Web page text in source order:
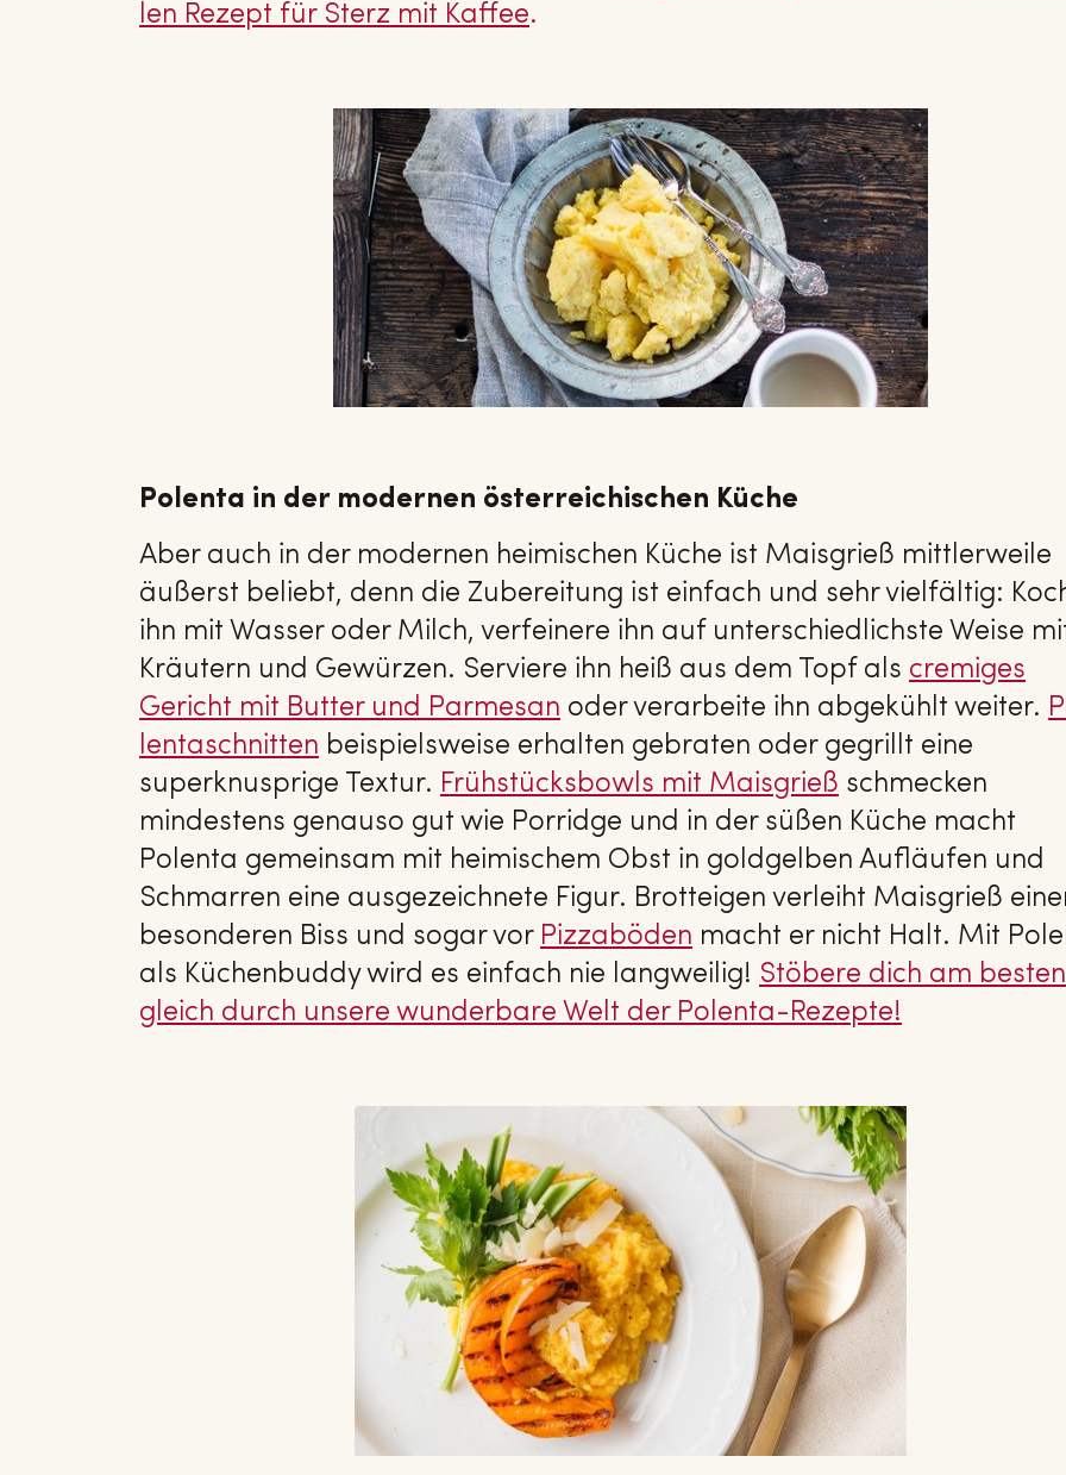
len Rezept für Sterz mit Kaffee.
Polenta in der modernen österreichischen Küche
Aber auch in der modernen heimischen Küche ist Maisgrieß mittlerweile
äußerst beliebt, denn die Zubereitung ist einfach und sehr vielfältig:
ihn mit Wasser oder Milch, verfeinere ihn auf unterschiedlichste Weise
Kräutern und Gewürzen. Serviere ihn heiß aus dem Topf als cremiges
Gericht mit Butter und Parmesan oder verarbeite ihn abgekühlt weiter.
len­ta­schnit­ten beispielsweise erhalten gebraten oder gegrillt eine
superknusprige Textur. Früh­stücks­bow­ls mit Maisgrieß schmecken
mindestens genauso gut wie Porridge und in der süßen Küche macht
Polenta gemeinsam mit heimischem Obst in goldgelben Aufläufen und
Schmarren eine ausgezeichnete Figur. Brotteigen verleiht Maisgrieß
besonderen Biss und sogar vor Piz­za­bö­den macht er nicht Halt. Mit
als Küchenbuddy wird es einfach nie langweilig! Stöbere dich am besten
gleich durch unsere wun­der­ba­re Welt der Polenta-Rezepte!